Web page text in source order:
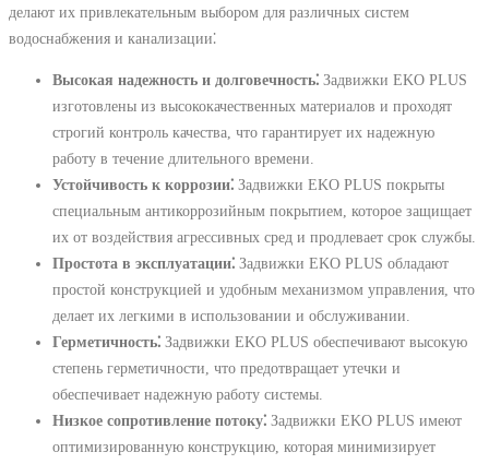
делают их привлекательным выбором для различных систем
водоснабжения и канализации⁚
Высокая надежность и долговечность⁚ Задвижки EKO PLUS
изготовлены из высококачественных материалов и проходят
строгий контроль качества, что гарантирует их надежную
работу в течение длительного времени.
Устойчивость к коррозии⁚ Задвижки EKO PLUS покрыты
специальным антикоррозийным покрытием, которое защищает
их от воздействия агрессивных сред и продлевает срок службы.
Простота в эксплуатации⁚ Задвижки EKO PLUS обладают
простой конструкцией и удобным механизмом управления, что
делает их легкими в использовании и обслуживании.
Герметичность⁚ Задвижки EKO PLUS обеспечивают высокую
степень герметичности, что предотвращает утечки и
обеспечивает надежную работу системы.
Низкое сопротивление потоку⁚ Задвижки EKO PLUS имеют
оптимизированную конструкцию, которая минимизирует